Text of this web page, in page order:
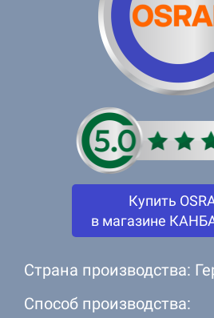
Купить
в магазине
Страна производства:
Способ производства: